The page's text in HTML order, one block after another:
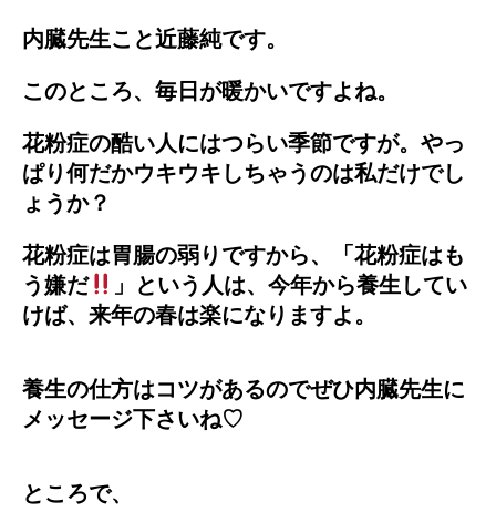
内臓先生こと近藤純です。
このところ、毎日が暖かいですよね。
花粉症の酷い人にはつらい季節ですが。やっ
ぱり何だかウキウキしちゃうのは私だけでし
ょうか？
花粉症は胃腸の弱りですから、「花粉症はも
う嫌だ
」という人は、今年から養生してい
けば、来年の春は楽になりますよ。
養生の仕方はコツがあるのでぜひ内臓先生に
メッセージ下さいね♡
ところで、